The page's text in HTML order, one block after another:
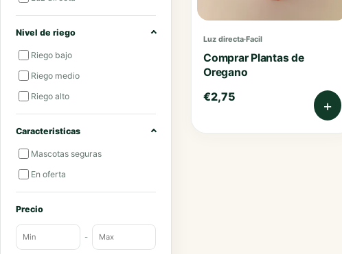
Nivel de riego
Riego bajo
Riego medio
Riego alto
Caracteristicas
Mascotas seguras
En oferta
Precio
-
Luz directa·Facil
Comprar Plantas de
Oregano
€2,75 +